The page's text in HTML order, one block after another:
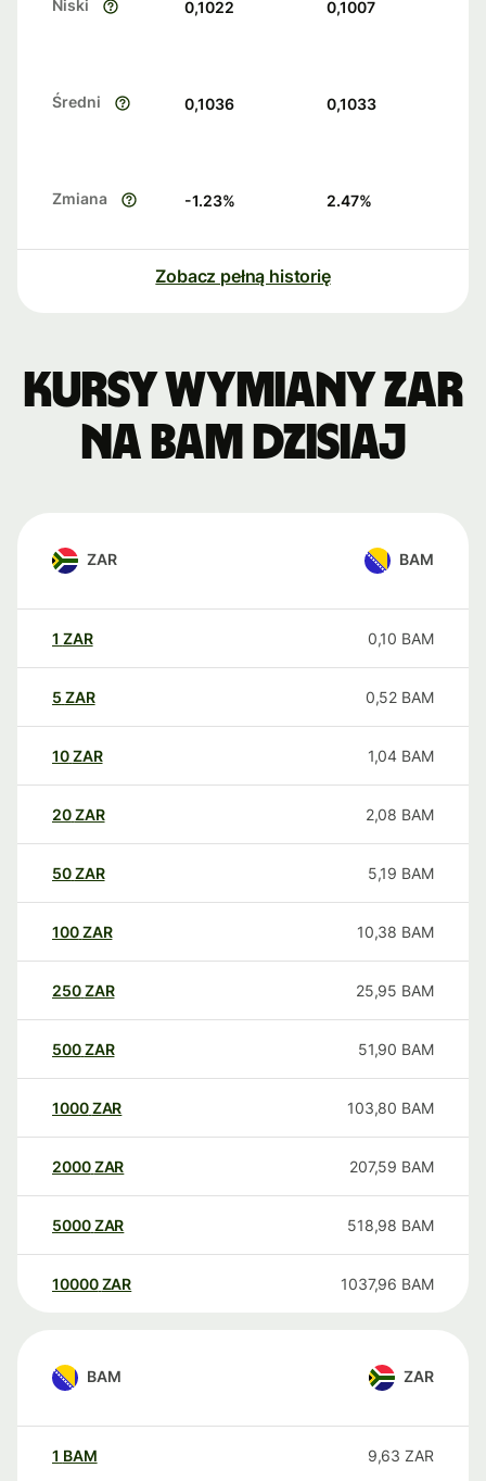
Niski 0,1022 0,1007
Średni 0,1036 0,1033
Zmiana -1.23% 2.47%
Zobacz pełną historię
Kursy wymiany ZAR
na BAM dzisiaj
ZAR BAM
1 ZAR 0,10 BAM
5 ZAR 0,52 BAM
10ZAR 1,04 BAM
20ZAR 2,08 BAM
50ZAR 5,19 BAM
100ZAR 10,38 BAM
250ZAR 25,95 BAM
500ZAR 51,90 BAM
1000ZAR 103,80 BAM
2000ZAR 207,59 BAM
5000ZAR 518,98 BAM
10000 ZAR 1037,96 BAM
BAM ZAR
1 BAM 9,63 ZAR